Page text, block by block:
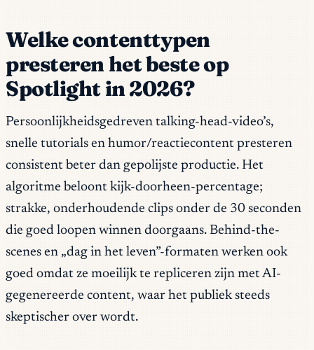
Welke contenttypen
presteren het beste op
Spotlight in 2026?
Persoonlijkheidsgedreven talking-head-video’s,
snelle tutorials en humor/reactiecontent presteren
consistent beter dan gepolijste productie. Het
algoritme beloont kijk-doorheen-percentage;
strakke, onderhoudende clips onder de 30 seconden
die goed loopen winnen doorgaans. Behind-the-
scenes en „dag in het leven”-formaten werken ook
goed omdat ze moeilijk te repliceren zijn met AI-
gegenereerde content, waar het publiek steeds
skeptischer over wordt.